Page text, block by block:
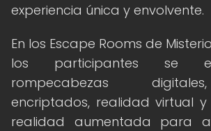
experiencia única y envolvente.
En los Escape Rooms de
los participantes se
rompecabezas
encriptados, realidad virtual
realidad aumentada para